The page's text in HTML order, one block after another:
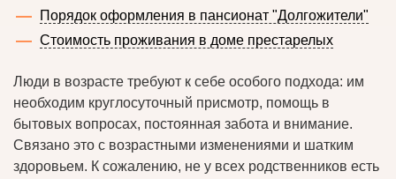
Порядок оформления в пансионат "Долгожители"
Стоимость проживания в доме престарелых
Люди в возрасте требуют к себе особого подхода: им
необходим круглосуточный присмотр, помощь в
бытовых вопросах, постоянная забота и внимание.
Связано это с возрастными изменениями и шатким
здоровьем. К сожалению, не у всех родственников есть